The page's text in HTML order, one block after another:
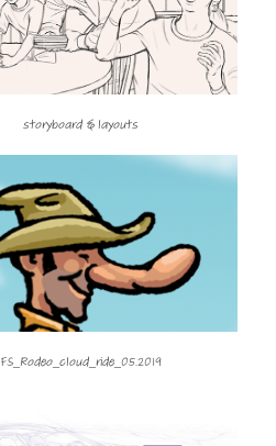
storyboard & layouts
FS_Rodeo_cloud_ride_05.2019